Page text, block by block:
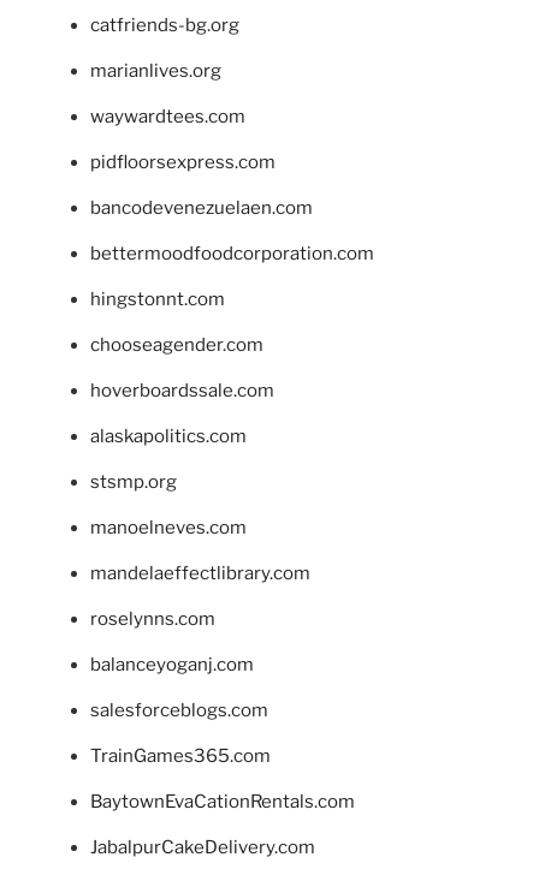
catfriends-bg.org
marianlives.org
waywardtees.com
pidfloorsexpress.com
bancodevenezuelaen.com
bettermoodfoodcorporation.com
hingstonnt.com
chooseagender.com
hoverboardssale.com
alaskapolitics.com
stsmp.org
manoelneves.com
mandelaeffectlibrary.com
roselynns.com
balanceyoganj.com
salesforceblogs.com
TrainGames365.com
BaytownEvaCationRentals.com
JabalpurCakeDelivery.com